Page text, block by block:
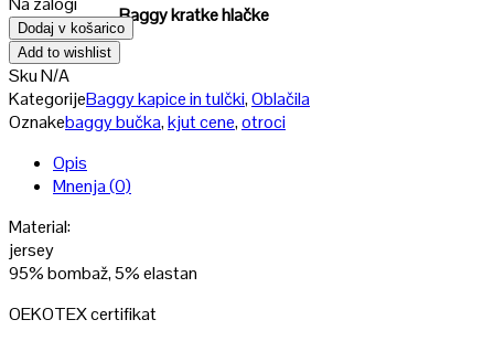
Baggy kratke hlačke
Dodaj v košarico
Add to wishlist
SkuN/A
KategorijeBaggy kapice in tulčki,Oblačila
Oznakebaggy bučka,kjut cene,otroci
Opis
Mnenja (0)
Material:
jersey
95% bombaž, 5% elastan
OEKOTEX certifikat